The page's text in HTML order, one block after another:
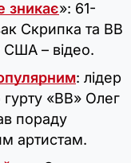
зникає»: 61-
Скрипка та ВВ
США – відео.
: лідер
гурту «ВВ» Олег
пораду
артистам.